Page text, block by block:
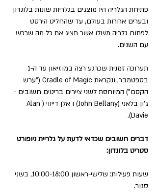
פתיחת הגלריה היו מוצגים בגלריות שונות בלונדון
ובערים אחרות בעולם, עד שהחליט הירסט
לפתוח גלריה משלו אשר תציג את כל מה שרכש
עם השנים.
בספטמבר, ונקראת Cradle of Magic ("ערש
הקסם") המיוחסת לשני ציירים בריטים חשובים -
ג'ון בלאני (John Bellany) ו אלן דייווי (Alan
Davie).
דברים חשובים שכדאי לדעת על גלריית ניופורט
סטריט בלונדון:
שעות פעילות: שלישי-ראשון 10:00-18:00, בשני
סגור.